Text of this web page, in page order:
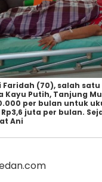
(70), salah
Kayu Putih, Tanjung
per bulan untuk
juta per bulan.
Ani